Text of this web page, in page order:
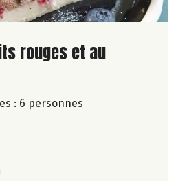
recette
rouges et au
: 6 personnes